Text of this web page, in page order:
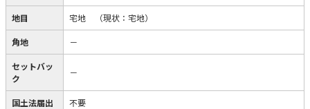
地目 宅地 （現状：宅地）
角地 －
セットバッ
ク
－
国土法届出 不要